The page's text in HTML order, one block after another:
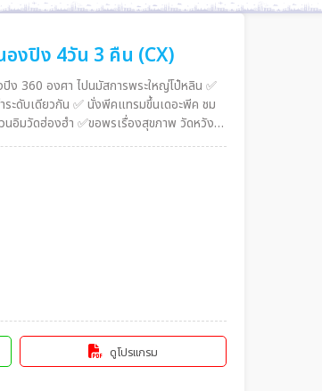
งปิง 4วัน 3 คืน (CX)
360 องศา ไปนมัสการพระใหญ่โป๋หลิน ✅
ดับเดียวกัน ✅ นั่งพีคแทรมขึ้นเดอะพีค ชม
อิมวัดฮ่องฮำ ✅ขอพรเรื่องสุขภาพ วัดหวัง
ดูโปรแกรม